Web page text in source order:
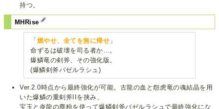
持つ。
MHRise
「燃やせ、全てを無に帰せ 」
命ずるは破壊を司る者か…。
爆鱗竜の剣斧、その強化版。
(爆鱗剣斧バゼルラシュ)
Ver.2.0時点から最終強化が可能。古龍の血と怨虎竜の魂結晶を用
いた爆鱗の重剣斧IIを挟み、
宝玉と炎龍の塵粉を使って爆鱗剣斧バゼルラシュで最終強化にな